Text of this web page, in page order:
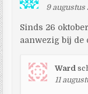
9 augustus
Sinds 26
aanwezig bij de
Ward
11